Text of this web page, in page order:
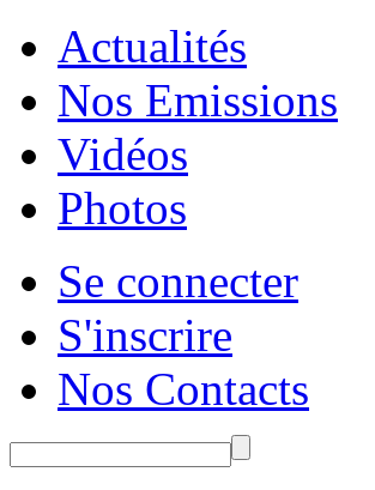
Actualités
Nos Emissions
Vidéos
Photos
Se connecter
S'inscrire
Nos Contacts